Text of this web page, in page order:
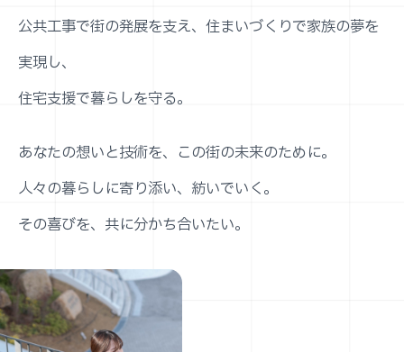
公共工事で街の発展を支え、住まいづくりで家族の夢を
実現し、
住宅支援で暮らしを守る。
あなたの想いと技術を、この街の未来のために。
人々の暮らしに寄り添い、紡いでいく。
その喜びを、共に分かち合いたい。